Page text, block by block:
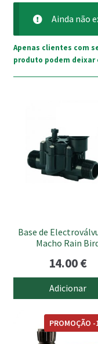
Ainda não
Apenas clientes com
produto podem deixar
Base de
Macho Rain
14.00€
Adicionar
PROMOÇÃO